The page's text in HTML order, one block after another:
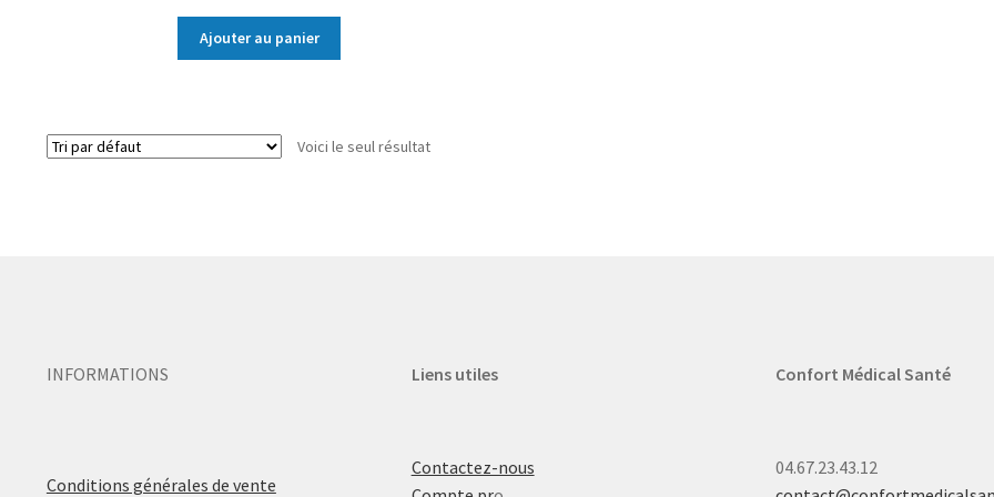
Ajouter au panier
Voici le seul résultat
INFORMATIONS
Conditions générales de vente
Liens utiles
Contactez-nous
Confort Médical Santé
04.67.23.43.12